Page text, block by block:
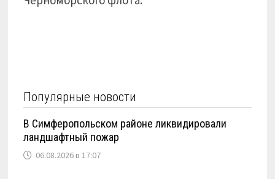
Популярные новости
В Симферопольском районе ликвидировали
ландшафтный пожар
06.08.2026 в 17:07